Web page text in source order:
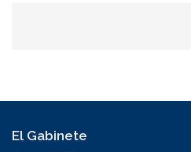
El Gabinete